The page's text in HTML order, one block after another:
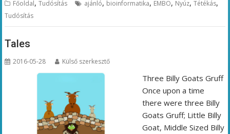
Főoldal,Tudósítás ajánló, bioinformatika, EMBO, Nyúz,Tétékás,
Tudósítás
Tales
2016-05-28 Külső szerkesztő
Three Billy Goats Gruff
Once upon a time
there were three Billy
Goats Gruff; Little Billy
Goat, Middle Sized Billy